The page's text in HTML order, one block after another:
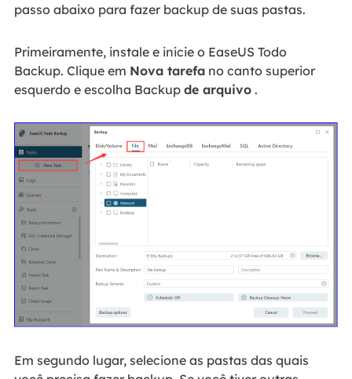
passo abaixo para fazer backup de suas pastas.
Primeiramente, instale e inicie o EaseUS Todo
Backup. Clique em Nova tarefano canto superior
esquerdo e escolha Backup de arquivo.
Em segundo lugar, selecione as pastas das quais